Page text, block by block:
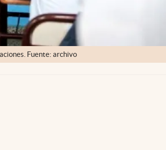
Fuente: archivo